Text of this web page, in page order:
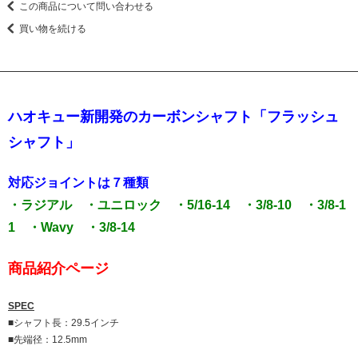
この商品について問い合わせる
買い物を続ける
ハオキュー新開発のカーボンシャフト「フラッシュ
シャフト」
対応ジョイントは７種類
・ラジアル ・ユニロック ・5/16-14 ・3/8-10 ・3/8-1
1 ・Wavy ・3/8-14
商品紹介ページ
SPEC
■シャフト長：29.5インチ
■先端径：12.5mm